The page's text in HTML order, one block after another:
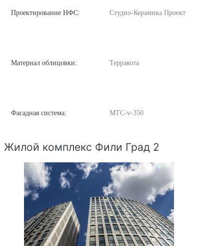
Проектирование НФС: Студио-Керамика Проект
Материал облицовки: Терракота
Фасадная система: MTC-v-350
Жилой комплекс Фили Град 2